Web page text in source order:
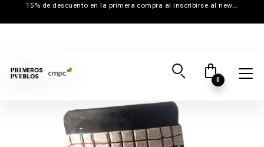
15% de descuento en la primera compra al inscribirse al newsletter
0